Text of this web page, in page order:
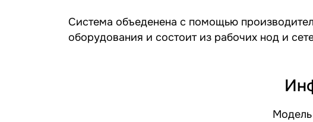
Система объеденена с помощью
оборудования и состоит из рабочих нод и
Модель